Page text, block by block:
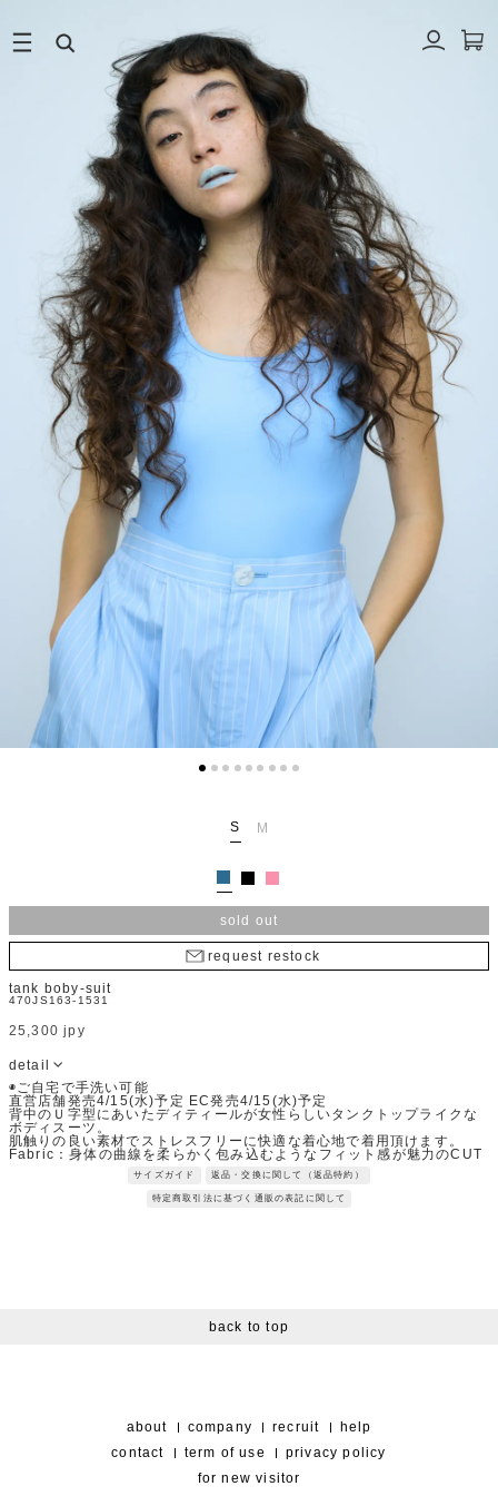
S M
sold out
request restock
tank boby-suit
470JS163-1531
25,300 jpy
detail
◉ご自宅で手洗い可能
直営店舗発売4/15(水)予定 EC発売4/15(水)予定
背中のＵ字型にあいたディティールが女性らしいタンクトップライクな
ボディスーツ。
肌触りの良い素材でストレスフリーに快適な着心地で着用頂けます。
Fabric：身体の曲線を柔らかく包み込むようなフィット感が魅力のCUT
柔らかい手触りでストレスフリーな着心地がポイントです。
※サンプルを使用して撮影しております。実際の商品と仕様が異なる場
合がございます。予めご了承ください。
サイズガイド 返品・交換に関して（返品特約）
特定商取引法に基づく通販の表記に関して
back to top
about company recruit
help
contact
term of use
privacy policy
for new visitor